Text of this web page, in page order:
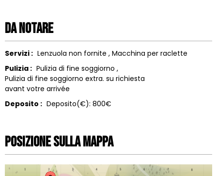
Da notare
Servizi : Lenzuola non fornite Macchina per raclette
Pulizia : Pulizia di fine soggiorno
Pulizia di fine soggiorno extra. su richiesta
avant votre arrivée
Deposito : Deposito(€): 800€
Posizione sulla mappa